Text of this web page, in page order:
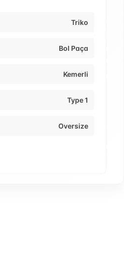
Triko
Bol Paça
Kemerli
Type 1
Oversize